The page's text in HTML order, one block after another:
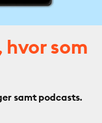
som
samt podcasts.